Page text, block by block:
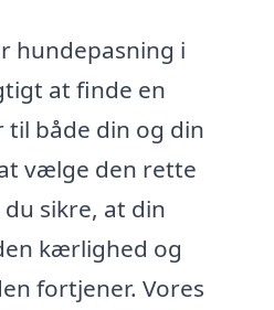
hundepasning i
at finde en
til både din og din
vælge den rette
sikre, at din
kærlighed og
fortjener. Vores